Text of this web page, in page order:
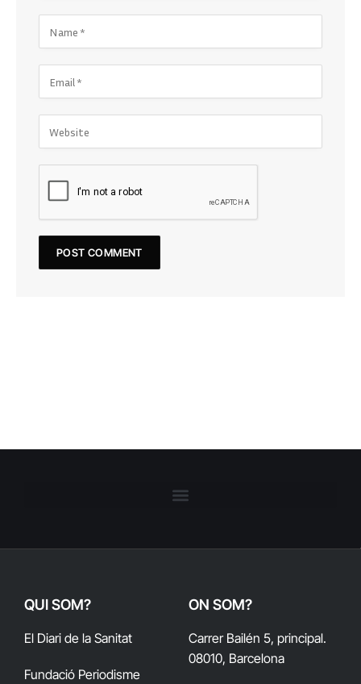
QUI SOM?
El Diari de la Sanitat
Fundació Periodisme
ON SOM?
Carrer Bailén 5, principal.
08010, Barcelona